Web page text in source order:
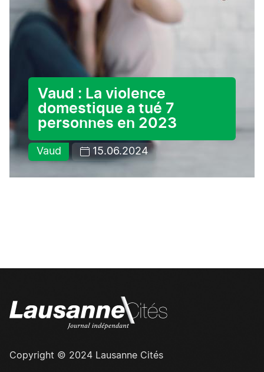
Vaud : La violence
domestique a tué 7
personnes en 2023
Vaud 15.06.2024
Copyright © 2024 Lausanne Cités